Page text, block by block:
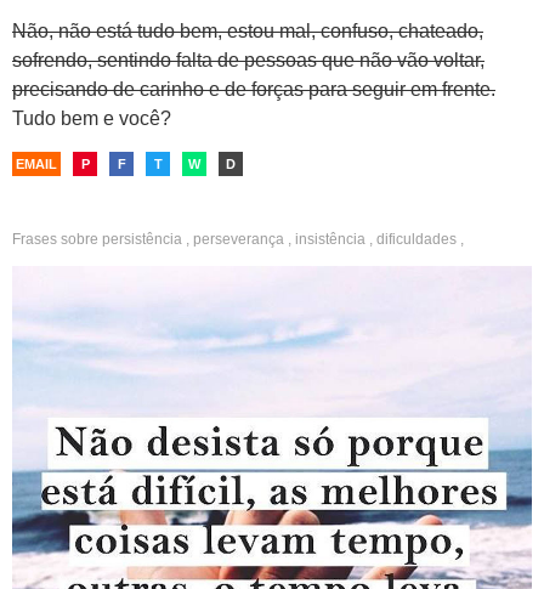
Não, não está tudo bem, estou mal, confuso, chateado,
sofrendo, sentindo falta de pessoas que não vão voltar,
precisando de carinho e de forças para seguir em frente.
Tudo bem e você?
EMAIL P F T W D
Frases sobre persistência perseverança insistência dificuldades